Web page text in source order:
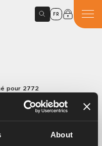
About
FR
pour 2772
2772